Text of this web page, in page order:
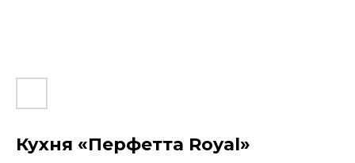
Кухня «Перфетта Royal»